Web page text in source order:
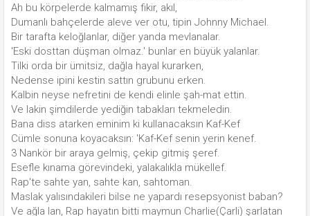
Ah bu körpelerde kalmamış fikir, akıl,
Dumanlı bahçelerde aleve ver otu, tipin Johnny Michael.
Bir tarafta keloğlanlar, diğer yanda mevlanalar.
'Eski dosttan düşman olmaz.' bunlar en büyük yalanlar.
Tilki orda bir ümitsiz, dağla hayal kurarken,
Nedense ipini kestin sattın grubunu erken.
Kalbin neyse nefretini de kendi elinle şah-mat ettin.
Ve lakin şimdilerde yediğin tabakları tekmeledin.
Bana diss atarken eminim ki kullanacaksın Kaf-Kef
Cümle sonuna koyacaksın: 'Kaf-Kef senin yerin kenef.
3 Nankör bir araya gelmiş, çekip gitmiş şeref.
Esefle kınama görevindeki, yalakalıkla mükellef.
Rap'te sahte yan, sahte kan, sahtoman.
Maslak yalısındakileri bilse ne yapardı resepsyonist baban?
Ve ağla lan, Rap hayatın bitti maymun Charlie(Çarli) şarlatan